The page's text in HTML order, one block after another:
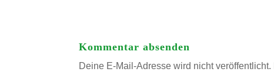
Kommentar absenden
Deine E-Mail-Adresse wird nicht veröffentlicht.